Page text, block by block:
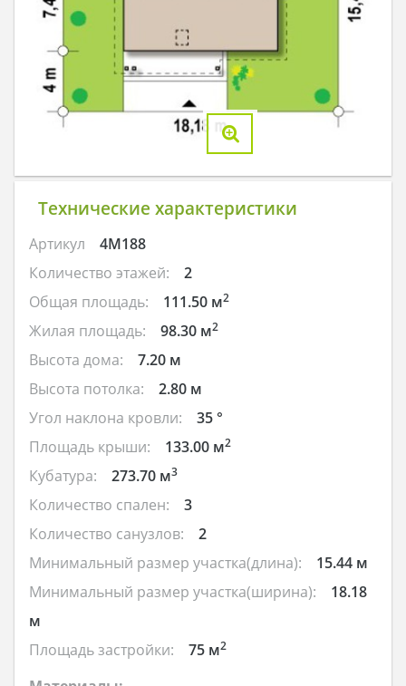
Технические характеристики
Артикул
4M188
Количество этажей:
2
Общая площадь:
111.50 м2
Жилая площадь: 98.30 м2
Высота дома:
7.20 м
Высота потолка:
2.80 м
Угол наклона кровли:
35 °
Площадь крыши:
133.00 м2
Кубатура: 273.70 м3
Количество спален:
3
Количество санузлов:
2
Минимальный размер участка(длина):
15.44 м
Минимальный размер участка(ширина):
18.18
м
Площадь застройки:
75 м2